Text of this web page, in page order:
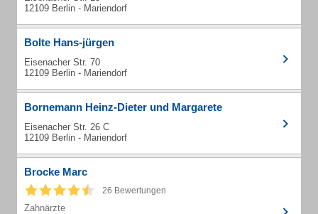
12109 Berlin - Mariendorf
Bolte Hans-jürgen
Eisenacher Str. 70
12109 Berlin - Mariendorf
Bornemann Heinz-Dieter und Margarete
Eisenacher Str. 26 C
12109 Berlin - Mariendorf
Brocke Marc
26 Bewertungen
Zahnärzte